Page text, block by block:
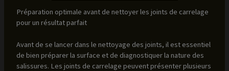
Préparation optimale avant de nettoyer les joints de carrelage
pour un résultat parfait
Avant de se lancer dans le nettoyage des joints, il est essentiel
de bien préparer la surface et de diagnostiquer la nature des
salissures. Les joints de carrelage peuvent présenter plusieurs